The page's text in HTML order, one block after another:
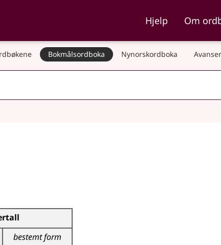
og NynorskordbokaHjelp Om
Bokmålsordboka Nynorskordboka
bestemt form